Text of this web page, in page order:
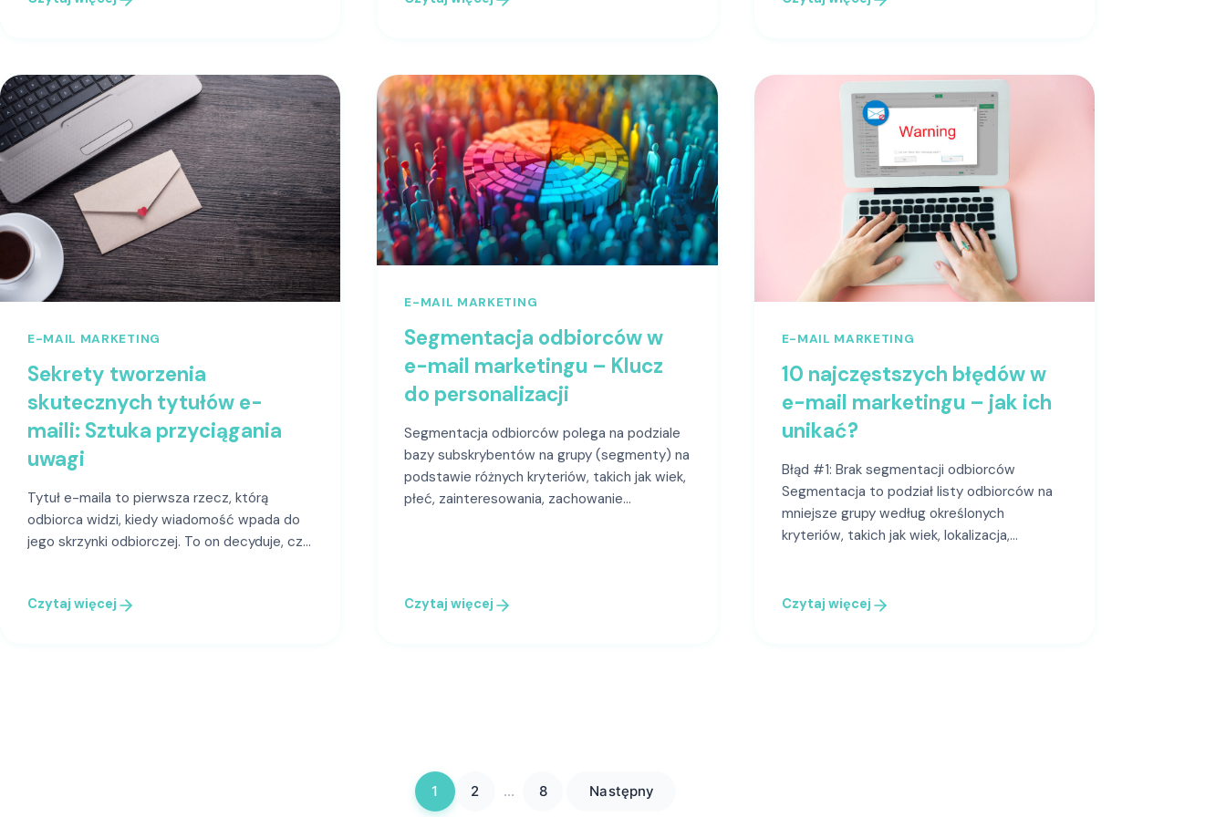
E-MAIL MARKETING
Sekrety tworzenia
skutecznych tytułów e-
maili: Sztuka przyciągania
uwagi
Tytuł e-maila to pierwsza rzecz, którą
odbiorca widzi, kiedy wiadomość wpada do
jego skrzynki odbiorczej. To on decyduje, czy
Czytaj więcej
E-MAIL MARKETING
Segmentacja odbiorców w
e-mail marketingu – Klucz
do personalizacji
Segmentacja odbiorców polega na podziale
bazy subskrybentów na grupy (segmenty) na
podstawie różnych kryteriów, takich jak wiek,
płeć, zainteresowania, zachowanie…
Czytaj więcej
E-MAIL MARKETING
10 najczęstszych błędów w
e-mail marketingu – jak ich
unikać?
Błąd #1: Brak segmentacji odbiorców
Segmentacja to podział listy odbiorców na
mniejsze grupy według określonych
kryteriów, takich jak wiek, lokalizacja,…
Czytaj więcej
1 2 … 8 Następny